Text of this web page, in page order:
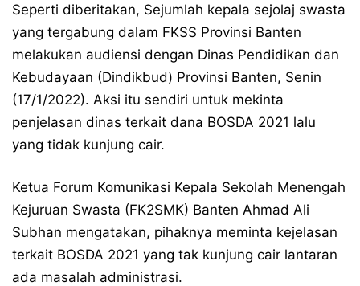
Seperti diberitakan, Sejumlah kepala sejolaj swasta
yang tergabung dalam FKSS Provinsi Banten
melakukan audiensi dengan Dinas Pendidikan dan
Kebudayaan (Dindikbud) Provinsi Banten, Senin
(17/1/2022). Aksi itu sendiri untuk mekinta
penjelasan dinas terkait dana BOSDA 2021 lalu
yang tidak kunjung cair.
Ketua Forum Komunikasi Kepala Sekolah Menengah
Kejuruan Swasta (FK2SMK) Banten Ahmad Ali
Subhan mengatakan, pihaknya meminta kejelasan
terkait BOSDA 2021 yang tak kunjung cair lantaran
ada masalah administrasi.